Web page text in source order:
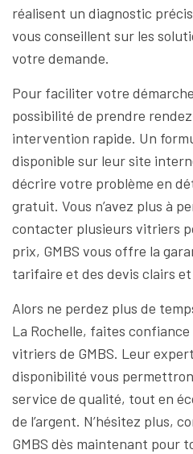
réalisent un diagnostic
vous conseillent sur les
votre demande.
Pour faciliter votre
possibilité de prendre
intervention rapide. Un
disponible sur leur site
décrire votre problème en
gratuit. Vous n’avez plus à
contacter plusieurs vitriers
prix, GMBS vous offre la
tarifaire et des devis clairs
Alors ne perdez plus de
La Rochelle, faites confiance
vitriers de GMBS. Leur
disponibilité vous
service de qualité, tout en
de l’argent. N’hésitez plus,
GMBS dès maintenant pour